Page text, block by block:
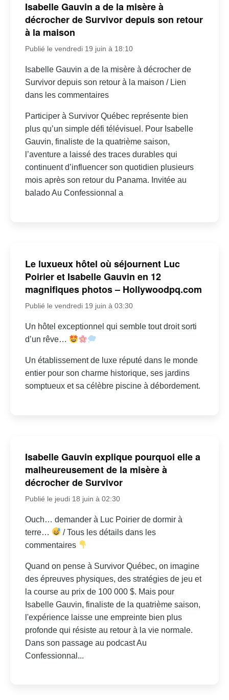
Isabelle Gauvin a de la misère à
décrocher de Survivor depuis son retour
à la maison
Publié le vendredi 19 juin à 18:10
Isabelle Gauvin a de la misère à décrocher de
Survivor depuis son retour à la maison / Lien
dans les commentaires
Participer à Survivor Québec représente bien
plus qu’un simple défi télévisuel. Pour Isabelle
Gauvin, finaliste de la quatrième saison,
l’aventure a laissé des traces durables qui
continuent d’influencer son quotidien plusieurs
mois après son retour du Panama. Invitée au
balado Au Confessionnal a
Le luxueux hôtel où séjournent Luc
Poirier et Isabelle Gauvin en 12
magnifiques photos – Hollywoodpq.com
Publié le vendredi 19 juin à 03:30
Un hôtel exceptionnel qui semble tout droit sorti
d’un rêve…
Un établissement de luxe réputé dans le monde
entier pour son charme historique, ses jardins
somptueux et sa célèbre piscine à débordement.
Isabelle Gauvin explique pourquoi elle a
malheureusement de la misère à
décrocher de Survivor
Publié le jeudi 18 juin à 02:30
Ouch… demander à Luc Poirier de dormir à
terre…
/ Tous les détails dans les
commentaires
Quand on pense à Survivor Québec, on imagine
des épreuves physiques, des stratégies de jeu et
la course au prix de 100 000 $. Mais pour
Isabelle Gauvin, finaliste de la quatrième saison,
l'expérience laisse une empreinte bien plus
profonde qui résiste au retour à la vie normale.
Dans son passage au podcast Au
Confessionnal...